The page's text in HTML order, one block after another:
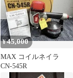
¥45,000
MAX コイルネイラ
CN-545R